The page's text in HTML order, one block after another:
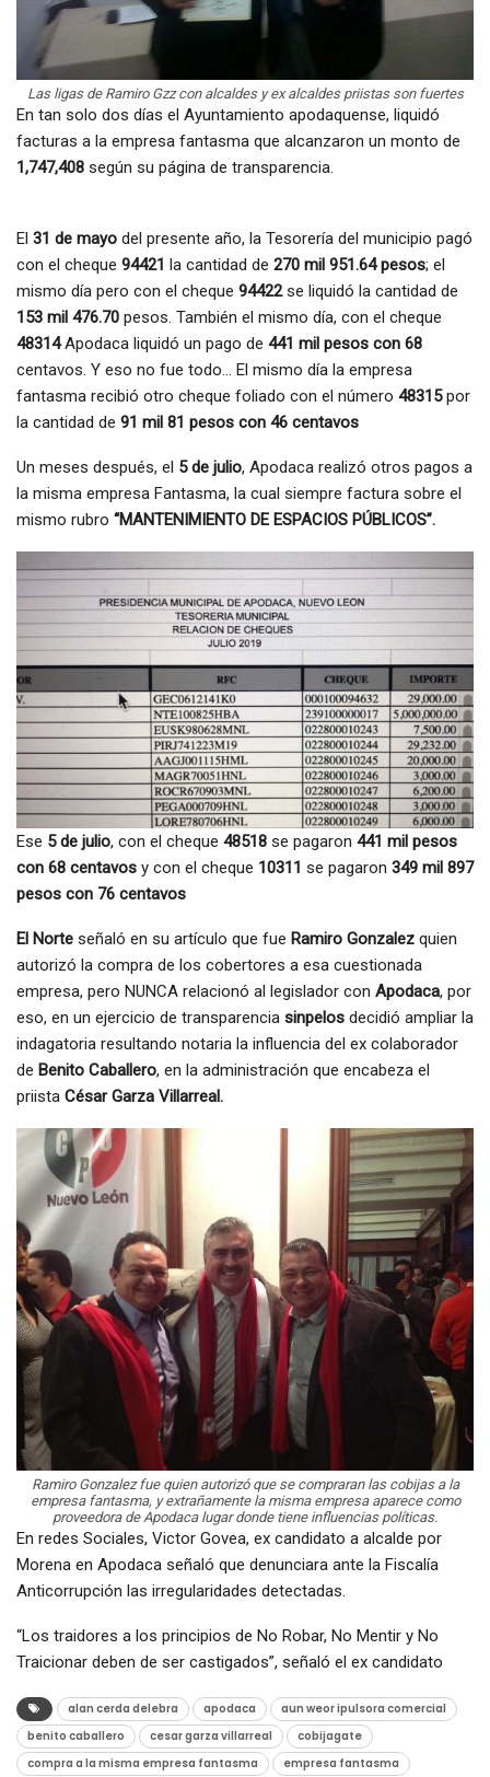
Las ligas de Ramiro Gzz con alcaldes y ex alcaldes priistas son fuertes
En tan solo dos días el Ayuntamiento apodaquense, liquidó
facturas a la empresa fantasma que alcanzaron un monto de
1,747,408 según su página de transparencia.
El 31 de mayo del presente año, la Tesorería del municipio pagó
con el cheque 94421 la cantidad de 270 mil 951.64 pesos; el
mismo día pero con el cheque 94422se liquidó la cantidad de
153 mil 476.70 pesos. También el mismo día, con el cheque
48314Apodaca liquidó un pago de 441 mil pesos con 68
centavos. Y eso no fue todo… El mismo día la empresa
fantasma recibió otro cheque foliado con el número 48315por
la cantidad de 91 mil 81 pesos con 46 centavos
Un meses después, el 5 de julio, Apodaca realizó otros pagos a
la misma empresa Fantasma, la cual siempre factura sobre el
mismo rubro “MANTENIMIENTO DE ESPACIOS PÚBLICOS”.
Ese 5 de julio, con el cheque 48518 se pagaron 441 mil pesos
con 68 centavos y con el cheque 10311 se pagaron 349 mil 897
pesos con 76 centavos
El Norte señaló en su artículo que fue Ramiro Gonzalez quien
autorizó la compra de los cobertores a esa cuestionada
empresa, pero NUNCA relacionó al legislador con Apodaca, por
eso, en un ejercicio de transparencia sinpelos decidió ampliar la
indagatoria resultando notaria la influencia del ex colaborador
de Benito Caballero, en la administración que encabeza el
priista César Garza Villarreal.
Ramiro Gonzalez fue quien autorizó que se compraran las cobijas a la
empresa fantasma, y extrañamente la misma empresa aparece como
proveedora de Apodaca lugar donde tiene influencias políticas.
En redes Sociales, Victor Govea, ex candidato a alcalde por
Morena en Apodaca señaló que denunciara ante la Fiscalía
Anticorrupción las irregularidades detectadas.
“Los traidores a los principios de No Robar, No Mentir y No
Traicionar deben de ser castigados”, señaló el ex candidato
alan cerda delebra apodaca
aun weor ipulsora comercial
benito caballero
cesar garza villarreal
cobijagate
compra a la misma empresa fantasma
empresa fantasma